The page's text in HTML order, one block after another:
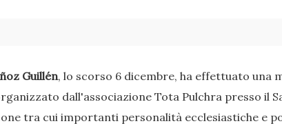
Guillén, lo scorso 6 dicembre, ha effettuato una
dall'associazione Tota Pulchra presso il
tra cui importanti personalità ecclesiastiche e